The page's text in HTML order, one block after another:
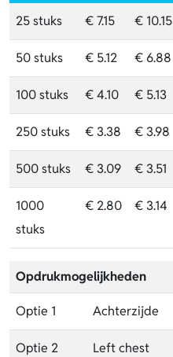
25 stuks € 7.15 € 10.15
50 stuks € 5.12 € 6.88
100 stuks € 4.10 € 5.13
250 stuks € 3.38 € 3.98
500 stuks € 3.09 € 3.51
1000
stuks
€ 2.80 € 3.14
Opdrukmogelijkheden
Optie 1 Achterzijde
Optie 2 Left chest